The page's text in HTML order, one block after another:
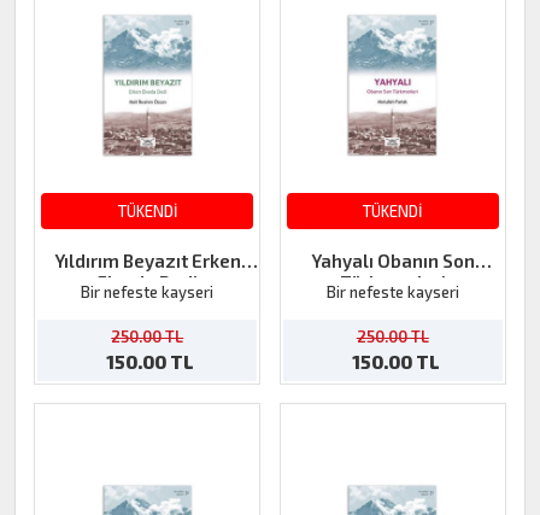
TÜKENDİ
Yıldırım Beyazıt Erken
Elveda Dedi
Bir nefeste kayseri
250.00 TL
150.00 TL
TÜKENDİ
Yahyalı Obanın Son
Türkmenleri
Bir nefeste kayseri
250.00 TL
150.00 TL